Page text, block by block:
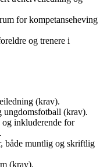
for kompetanseheving
og trenere i
(krav).
ungdomsfotball (krav).
inkluderende for
både muntlig og skriftlig
(krav).